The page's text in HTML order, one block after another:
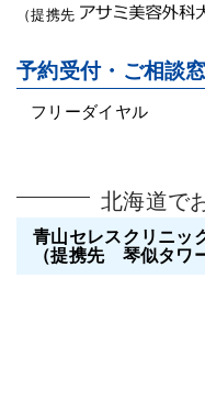
（提携先
予約受付・ご相談
フリーダイヤル
北海道で
青山セレスクリニッ
（提携先 琴似タワ